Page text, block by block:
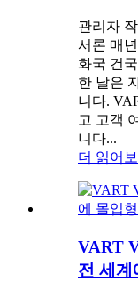
관리자
서론 매
화국 건
한 날은
니다.
고 고객
니다...
더 읽어보
VART
전 세계